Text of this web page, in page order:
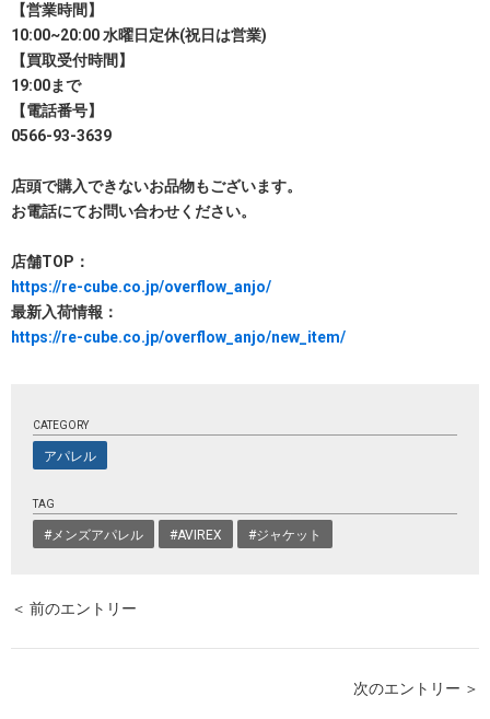
【営業時間】
10:00~20:00 水曜日定休(祝日は営業)
【買取受付時間】
19:00まで
【電話番号】
0566-93-3639
店頭で購入できないお品物もございます。
お電話にてお問い合わせください。
店舗TOP：
https://re-cube.co.jp/overflow_anjo/
最新入荷情報：
https://re-cube.co.jp/overflow_anjo/new_item/
CATEGORY
アパレル
TAG
#メンズアパレル #AVIREX #ジャケット
＜ 前のエントリー
次のエントリー ＞